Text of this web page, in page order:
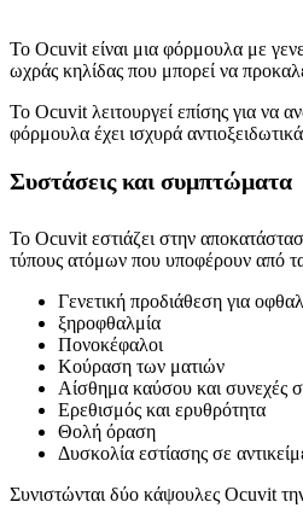
Το Ocuvit είναι μια φόρμουλα με
ωχράς κηλίδας που μπορεί να
Το Ocuvit λειτουργεί επίσης για να
φόρμουλα έχει ισχυρά
Συστάσεις και συμπτώματα
Το Ocuvit εστιάζει στην
τύπους ατόμων που υποφέρουν από
Γενετική προδιάθεση για
ξηροφθαλμία
Πονοκέφαλοι
Κούραση των ματιών
Αίσθημα καύσου και συνεχές
Ερεθισμός και ερυθρότητα
Θολή όραση
Δυσκολία εστίασης σε
Συνιστώνται δύο κάψουλες Ocuvit